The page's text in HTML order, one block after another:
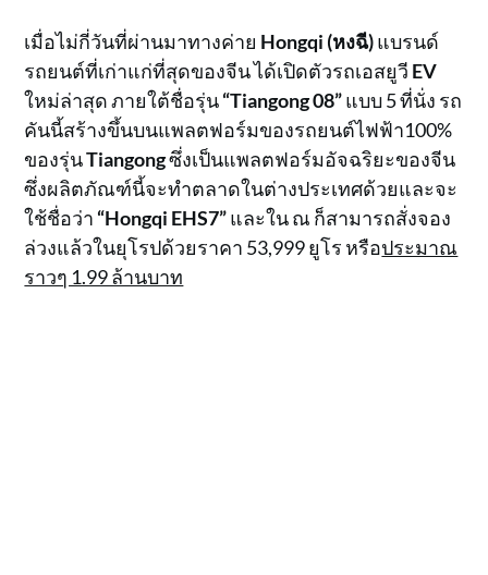
เมื่อไม่กี่วันที่ผ่านมาทางค่าย Hongqi (หงฉี)แบรนด์
รถยนต์ที่เก่าแก่ที่สุดของจีน ได้เปิดตัวรถเอสยูวี EV
ใหม่ล่าสุด ภายใต้ชื่อรุ่น“Tiangong 08”แบบ 5 ที่นั่ง รถ
คันนี้สร้างขึ้นบนแพลตฟอร์มของรถยนต์ไฟฟ้า100%
ของรุ่นTiangongซึ่งเป็นแพลตฟอร์มอัจฉริยะของจีน
ซึ่งผลิตภัณฑ์นี้จะทำตลาดในต่างประเทศด้วยและจะ
ใช้ชื่อว่า “Hongqi EHS7”และใน ณ ก็สามารถสั่งจอง
ล่วงแล้วในยุโรปด้วยราคา 53,999 ยูโร หรือประมาณ
ราวๆ 1.99 ล้านบาท